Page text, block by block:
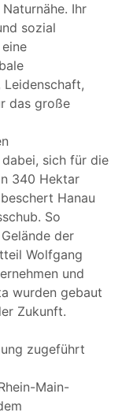
Ihr
sozial
Leidenschaft,
das große
sich für die
340 Hektar
Hanau
So
der
Wolfgang
und
wurden gebaut
Zukunft.
zugeführt
Main-